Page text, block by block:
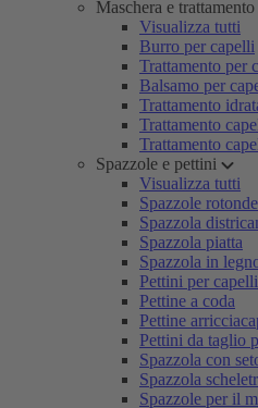
Maschera e
Visualizza tutti
Burro per capelli
Trattamento per
Balsamo per
Trattamento
Trattamento
Trattamento
Spazzole e pettini
Visualizza tutti
Spazzole rotonde
Spazzola
Spazzola piatta
Spazzola in
Pettini per capelli
Pettine a coda
Pettine
Pettini da taglio
Spazzola con
Spazzola
Spazzole per il